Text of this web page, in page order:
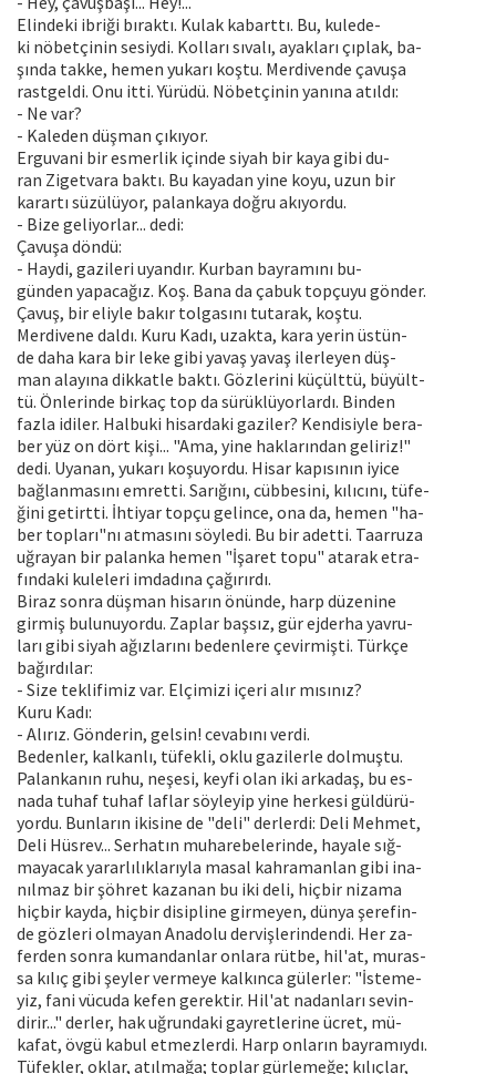
Elindeki ibriği bıraktı. Kulak kabarttı. Bu, kulede-
ki nöbetçinin sesiydi. Kolları sıvalı, ayakları çıplak, ba-
şında takke, hemen yukarı koştu. Merdivende çavuşa
rastgeldi. Onu itti. Yürüdü. Nöbetçinin yanına atıldı:
- Ne var?
- Kaleden düşman çıkıyor.
Erguvani bir esmerlik içinde siyah bir kaya gibi du-
ran Zigetvara baktı. Bu kayadan yine koyu, uzun bir
karartı süzülüyor, palankaya doğru akıyordu.
- Bize geliyorlar... dedi:
Çavuşa döndü:
- Haydi, gazileri uyandır. Kurban bayramını bu-
günden yapacağız. Koş. Bana da çabuk topçuyu gönder.
Çavuş, bir eliyle bakır tolgasını tutarak, koştu.
Merdivene daldı. Kuru Kadı, uzakta, kara yerin üstün-
de daha kara bir leke gibi yavaş yavaş ilerleyen düş-
man alayına dikkatle baktı. Gözlerini küçülttü, büyült-
tü. Önlerinde birkaç top da sürüklüyorlardı. Binden
fazla idiler. Halbuki hisardaki gaziler? Kendisiyle bera-
ber yüz on dört kişi... "Ama, yine haklarından geliriz!"
dedi. Uyanan, yukarı koşuyordu. Hisar kapısının iyice
bağlanmasını emretti. Sarığını, cübbesini, kılıcını, tüfe-
ğini getirtti. İhtiyar topçu gelince, ona da, hemen "ha-
ber topları"nı atmasını söyledi. Bu bir adetti. Taarruza
uğrayan bir palanka hemen "İşaret topu" atarak etra-
fındaki kuleleri imdadına çağırırdı.
Biraz sonra düşman hisarın önünde, harp düzenine
girmiş bulunuyordu. Zaplar başsız, gür ejderha yavru-
ları gibi siyah ağızlarını bedenlere çevirmişti. Türkçe
bağırdılar:
- Size teklifimiz var. Elçimizi içeri alır mısınız?
Kuru Kadı:
- Alırız. Gönderin, gelsin! cevabını verdi.
Bedenler, kalkanlı, tüfekli, oklu gazilerle dolmuştu.
Palankanın ruhu, neşesi, keyfi olan iki arkadaş, bu es-
nada tuhaf tuhaf laflar söyleyip yine herkesi güldürü-
yordu. Bunların ikisine de "deli" derlerdi: Deli Mehmet,
Deli Hüsrev... Serhatın muharebelerinde, hayale sığ-
mayacak yararlılıklarıyla masal kahramanlan gibi ina-
nılmaz bir şöhret kazanan bu iki deli, hiçbir nizama
hiçbir kayda, hiçbir disipline girmeyen, dünya şerefin-
de gözleri olmayan Anadolu dervişlerindendi. Her za-
ferden sonra kumandanlar onlara rütbe, hil'at, muras-
sa kılıç gibi şeyler vermeye kalkınca gülerler: "İsteme-
yiz, fani vücuda kefen gerektir. Hil'at nadanları sevin-
dirir..." derler, hak uğrundaki gayretlerine ücret, mü-
kafat, övgü kabul etmezlerdi. Harp onların bayramıydı.
Tüfekler, oklar, atılmağa; toplar gürlemeğe; kılıçlar,